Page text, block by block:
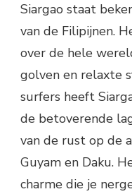
Siargao staat
van de Filipijnen.
over de hele
golven en relaxte
surfers heeft
de betoverende
van de rust op de
Guyam en Daku.
charme die je